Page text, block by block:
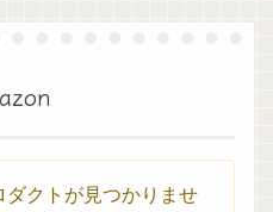
ダクトが見つかりませ